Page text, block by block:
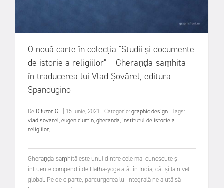
O nouă carte în colecția "Studii și documente
de istorie a religiilor" – Gheraṇḍa-saṃhitā -
în traducerea lui Vlad Șovărel, editura
Spandugino
De Difuzor GF 15 Iunie, 2021 Categorie:graphic design Tags:
vlad sovarel,eugen ciurtin,gheranda, institutul de istorie a
religiilor,
Gheraṇḍa-saṃhitā este unul dintre cele mai cunoscute și
influente compendii de Haṭha-yoga atât în India, cât și la nivel
global. Pe de o parte, parcurgerea lui integrală ne ajută să